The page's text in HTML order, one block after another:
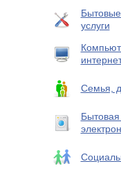
услуги
Семья,
Бытовая